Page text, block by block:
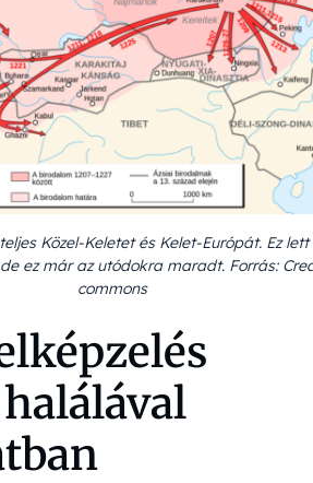
Közel-Keletet és Kelet-Európát. Ez
ez már az utódokra maradt. Forrás:
commons